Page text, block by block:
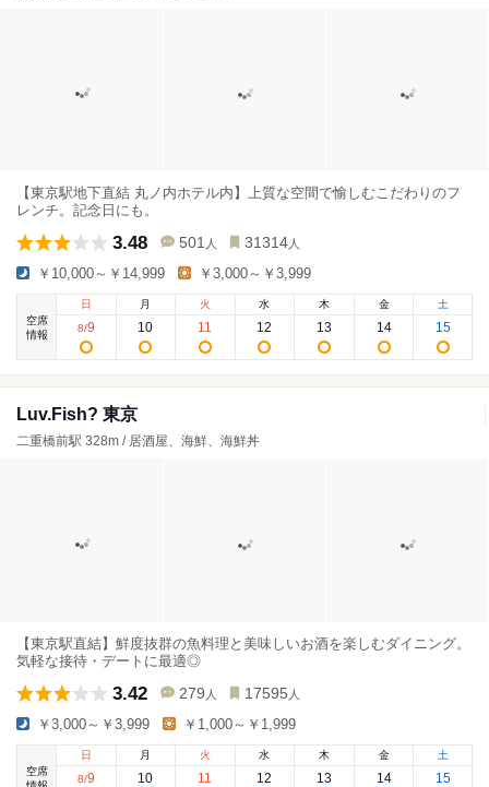
【東京駅地下直結 丸ノ内ホテル内】上質な空間で愉しむこだわりのフ
レンチ。記念日にも。
3.48 501 人 31314 人
￥10,000～￥14,999 ￥3,000～￥3,999
空席
情報
日
8/9
月
10
火
11
水
12
木
13
金
14
土
15
Luv.Fish? 東京
二重橋前駅 328m / 居酒屋、海鮮、海鮮丼
【東京駅直結】鮮度抜群の魚料理と美味しいお酒を楽しむダイニング。
気軽な接待・デートに最適◎
3.42 279 人 17595 人
￥3,000～￥3,999 ￥1,000～￥1,999
空席
日
8/9
月
10
火
11
水
12
木
13
金
14
土
15